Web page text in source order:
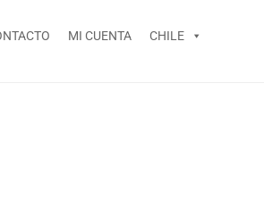
MI CUENTA CHILE